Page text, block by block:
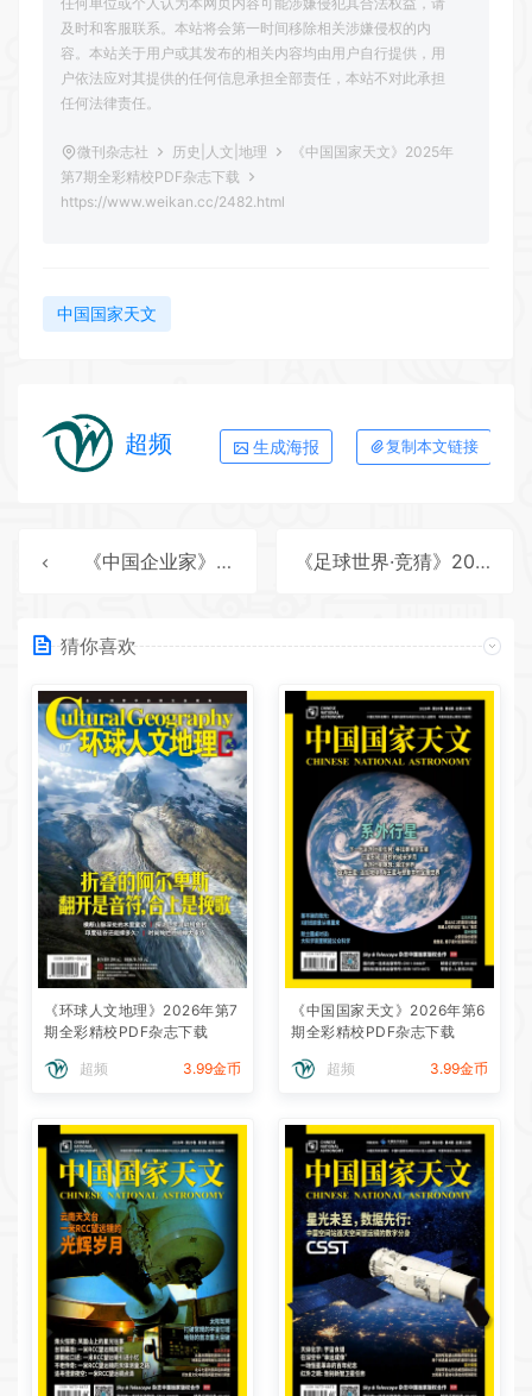
及时和客服联系。本站将会第一时间移除相关涉嫌侵权的内
容。本站关于用户或其发布的相关内容均由用户自行提供，用
户依法应对其提供的任何信息承担全部责任，本站不对此承担
任何法律责任。
微刊杂志社 历史|人文|地理
《中国国家天文》2025年
第7期全彩精校PDF杂志下载
https://www.weikan.cc/2482.html
中国国家天文
超频 生成海报 复制本文链接
《中国企业家》2025年第9期全彩精校PDF杂志下载 《足球世界·竞猜》2025年第9期全彩精校PDF杂志下载
猜你喜欢
《环球人文地理》2026年第7
期全彩精校PDF杂志下载
超频 3.99金币
《中国国家天文》2026年第6
期全彩精校PDF杂志下载
超频 3.99金币